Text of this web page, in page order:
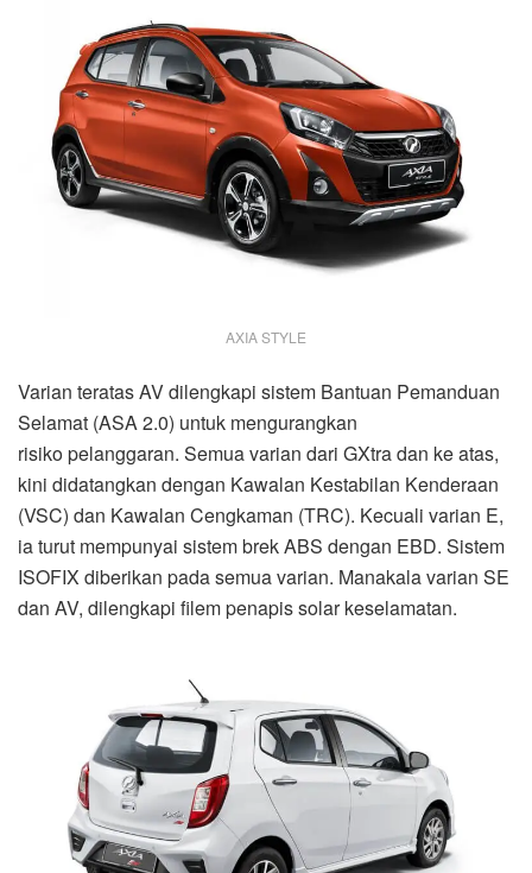
AXIA STYLE
Varian teratas AV dilengkapi sistem Bantuan Pemanduan
Selamat (ASA 2.0) untuk mengurangkan
risiko pelanggaran. Semua varian dari GXtra dan ke atas,
kini didatangkan dengan Kawalan Kestabilan Kenderaan
(VSC) dan Kawalan Cengkaman (TRC). Kecuali varian E,
ia turut mempunyai sistem brek ABS dengan EBD. Sistem
ISOFIX diberikan pada semua varian. Manakala varian SE
dan AV, dilengkapi filem penapis solar keselamatan.